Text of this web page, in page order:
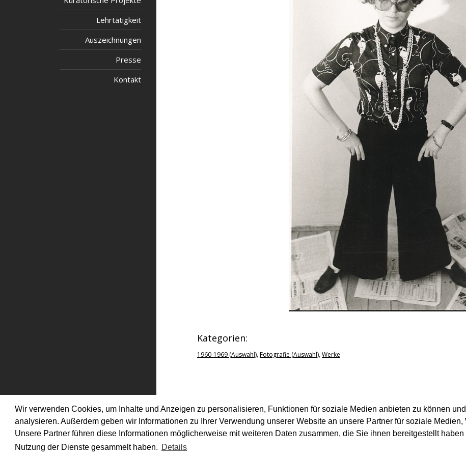
Wir verwenden Cookies, um Inhalte und Anzeigen zu personalisieren, Funktionen für soziale Medien anbieten zu können
analysieren. Außerdem geben wir Informationen zu Ihrer Verwendung unserer Website an unsere Partner für soziale
Unsere Partner führen diese Informationen möglicherweise mit weiteren Daten zusammen, die Sie ihnen bereitgestellt
Nutzung der Dienste gesammelt haben. Details
Lehrtätigkeit
Auszeichnungen
Presse
Kontakt
Kategorien:
1960-1969 (Auswahl), Fotografie (Auswahl), Werke
© VALIE EXPORT 2026